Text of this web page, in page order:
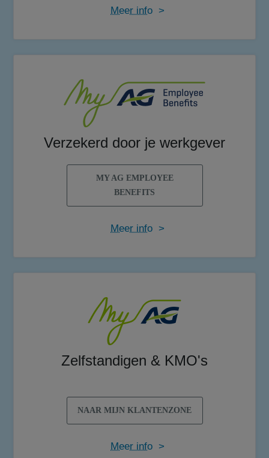
Meer info >
Verzekerd door je werkgever
MY AG EMPLOYEE
BENEFITS
Meer info >
Zelfstandigen & KMO's
NAAR MIJN KLANTENZONE
Meer info >